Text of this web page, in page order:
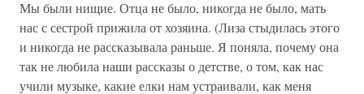
Мы были нищие. Отца не было, никогда не было, мать
нас с сестрой прижила от хозяина. (Лиза стыдилась этого
и никогда не рассказывала раньше. Я поняла, почему она
так не любила наши рассказы о детстве, о том, как нас
учили музыке, какие елки нам устраивали, как меня